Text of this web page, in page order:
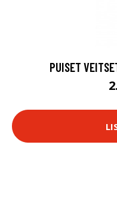
PUISET